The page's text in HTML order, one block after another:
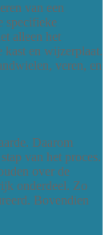
van een
specifieke
alleen het
kast en wijzerplaat.
veren, en
Daarom
van het proces.
over de
onderdeel. Zo
Bovendien